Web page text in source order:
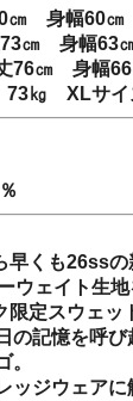
㎝ 身幅60
㎝ 身幅63
76㎝ 身幅
㎏ XLサイ
早くも26ssの
ウェイト生
定スウェッ
の記憶を呼
。
ッジウェア